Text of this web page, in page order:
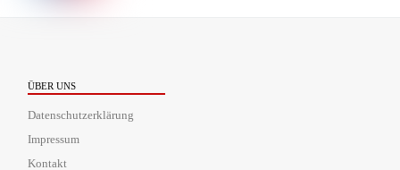
ÜBER UNS
Datenschutzerklärung
Impressum
Kontakt